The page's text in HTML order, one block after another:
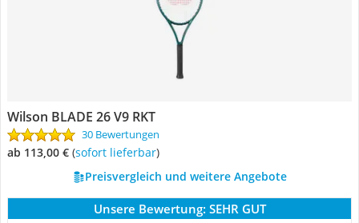
Wilson ‎BLADE 26 V9 RKT
30 Bewertungen
ab 113,00 € ( Sofort lieferbar)
Preisvergleich und weitere Angebote
Unsere Bewertung: SEHR GUT